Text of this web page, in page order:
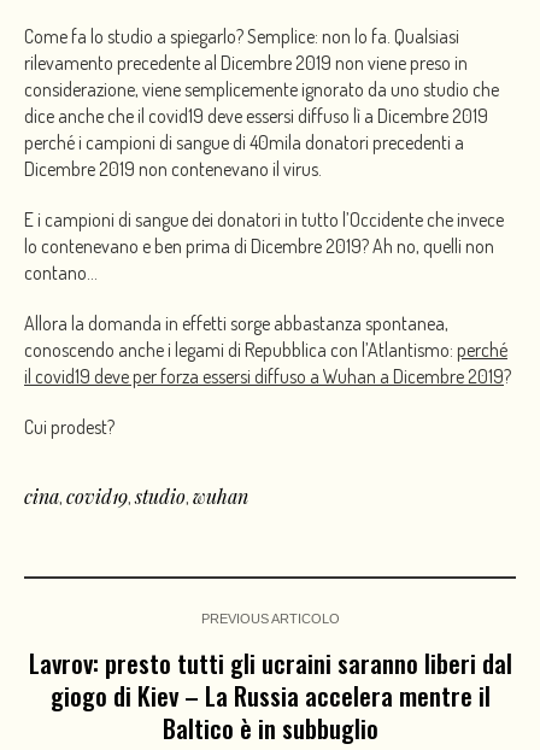
Come fa lo studio a spiegarlo? Semplice: non lo fa. Qualsiasi
rilevamento precedente al Dicembre 2019 non viene preso in
considerazione, viene semplicemente ignorato da uno studio che
dice anche che il covid19 deve essersi diffuso lì a Dicembre 2019
perché i campioni di sangue di 40mila donatori precedenti a
Dicembre 2019 non contenevano il virus.
E i campioni di sangue dei donatori in tutto l’Occidente che invece
lo contenevano e ben prima di Dicembre 2019? Ah no, quelli non
contano…
Allora la domanda in effetti sorge abbastanza spontanea,
conoscendo anche i legami di Repubblica con l’Atlantismo: perché
il covid19 deve per forza essersi diffuso a Wuhan a Dicembre 2019?
Cui prodest?
cina, covid19,studio, wuhan
PREVIOUS ARTICOLO
Lavrov: presto tutti gli ucraini saranno liberi dal
giogo di Kiev – La Russia accelera mentre il
Baltico è in subbuglio